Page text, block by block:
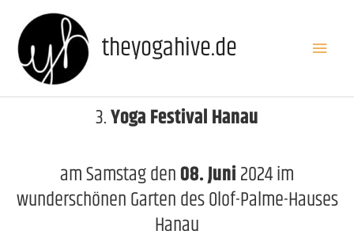
theyogahive.de
3.Yoga Festival Hanau
am Samstag den08. Juni2024 im
wunderschönen Garten des Olof-Palme-Hauses
Hanau